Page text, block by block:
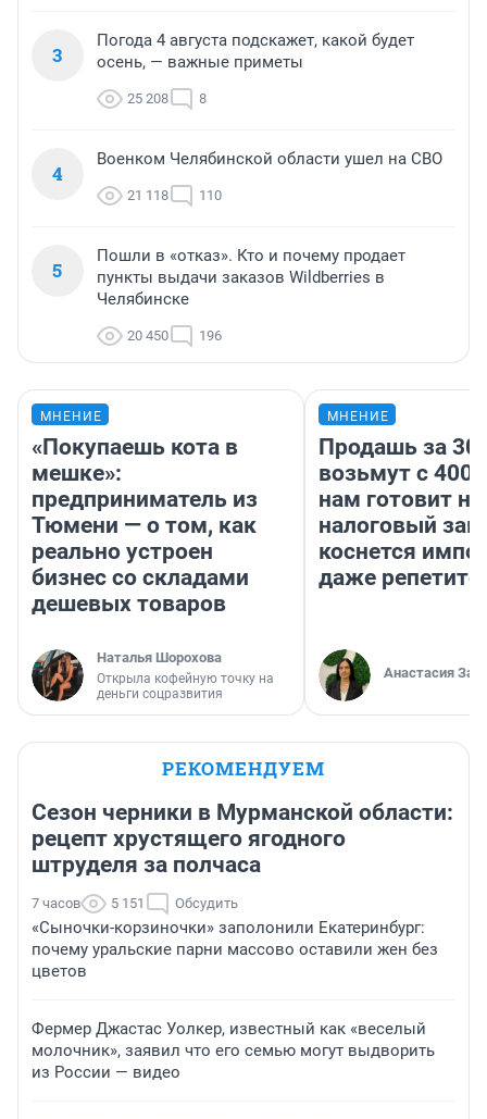
3
Погода 4 августа подскажет, какой будет
осень, — важные приметы
25 208 8
4
Военком Челябинской области ушел на СВО
21 118 110
5
Пошли в «отказ». Кто и почему продает
пункты выдачи заказов Wildberries в
Челябинске
20 450 196
МНЕНИЕ
«Покупаешь кота в
мешке»:
предприниматель из
Тюмени — о том, как
реально устроен
бизнес со складами
дешевых товаров
Наталья Шорохова
Открыла кофейную точку на
деньги соцразвития
МНЕНИЕ
Продашь за
возьмут с
нам готовит
налоговый
коснется
даже
Анастасия
РЕКОМЕНДУЕМ
Сезон черники в Мурманской области:
рецепт хрустящего ягодного
штруделя за полчаса
7 часов 5 151 Обсудить
«Сыночки-корзиночки» заполонили Екатеринбург:
почему уральские парни массово оставили жен без
цветов
Фермер Джастас Уолкер, известный как «веселый
молочник», заявил что его семью могут выдворить
из России — видео